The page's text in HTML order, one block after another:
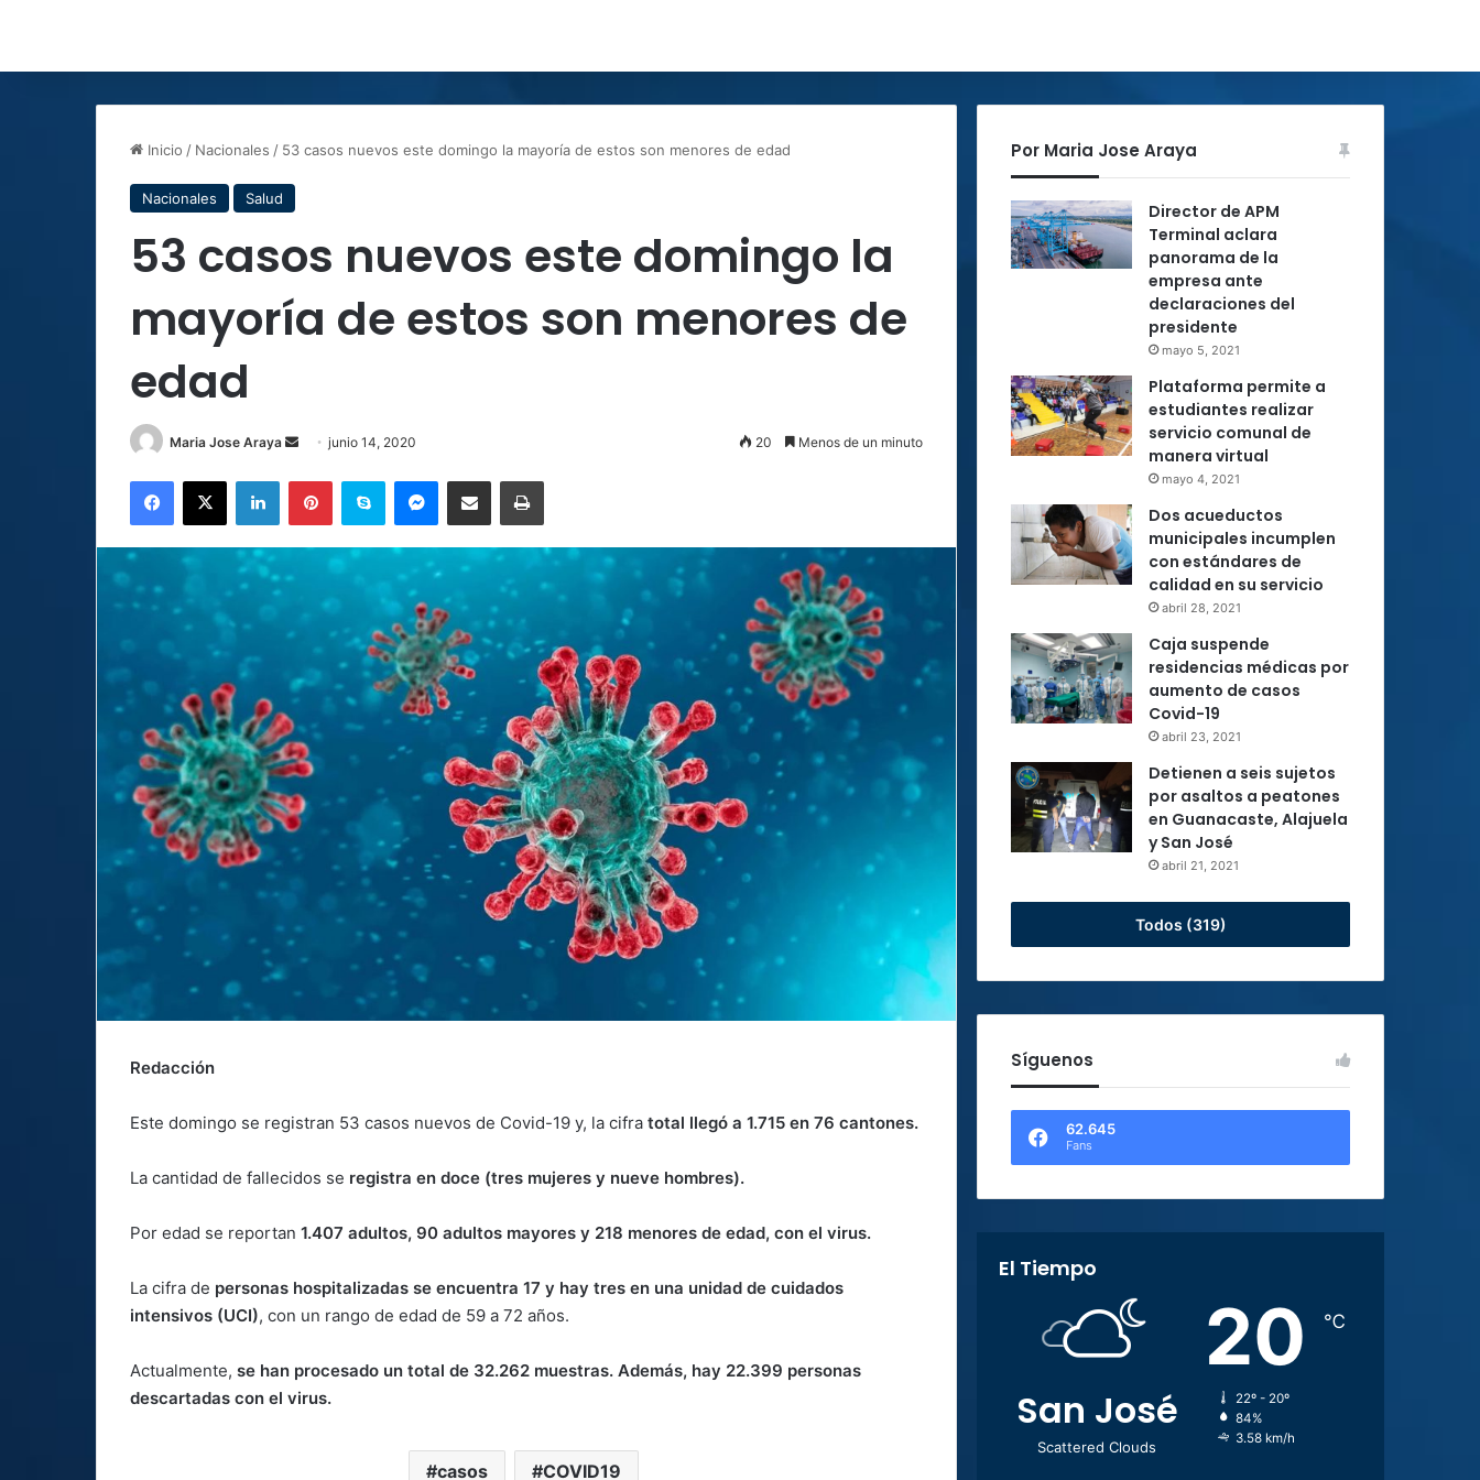
Inicio / Nacionales / 53 casos nuevos este domingo la mayoría de estos son menores de edad
Nacionales Salud
53 casos nuevos este domingo la
mayoría de estos son menores de
edad
Maria Jose Araya
Send
email
junio 14, 2020 20 Menos de un minuto
Facebook
X LinkedInPinterestSkype MessengerCompartir por correo electrónicoImprimir
Redacción
Este domingo se registran 53 casos nuevos de Covid-19 y, la cifra total llegó a 1.715 en 76 cantones.
La cantidad de fallecidos se registra en doce (tres mujeres y nueve hombres).
Por edad se reportan 1.407 adultos, 90 adultos mayores y 218 menores de edad, con el virus.
La cifra de personas hospitalizadas se encuentra 17 y hay tres en una unidad de cuidados
intensivos (UCI), con un rango de edad de 59 a 72 años.
Actualmente, se han procesado un total de 32.262 muestras. Además, hay 22.399 personas
descartadas con el virus.
casos COVID19
Por Maria Jose Araya
Director de APM
Terminal aclara
panorama de la
empresa ante
declaraciones del
presidente
mayo 5, 2021
Plataforma permite a
estudiantes realizar
servicio comunal de
manera virtual
mayo 4, 2021
Dos acueductos
municipales incumplen
con estándares de
calidad en su servicio
abril 28, 2021
Caja suspende
residencias médicas por
aumento de casos
Covid-19
abril 23, 2021
Detienen a seis sujetos
por asaltos a peatones
en Guanacaste, Alajuela
y San José
abril 21, 2021
Todos (319)
Síguenos
62.645
Fans
El Tiempo
San José
Scattered Clouds
20 ℃
22º - 20º
84%
3.58 km/h